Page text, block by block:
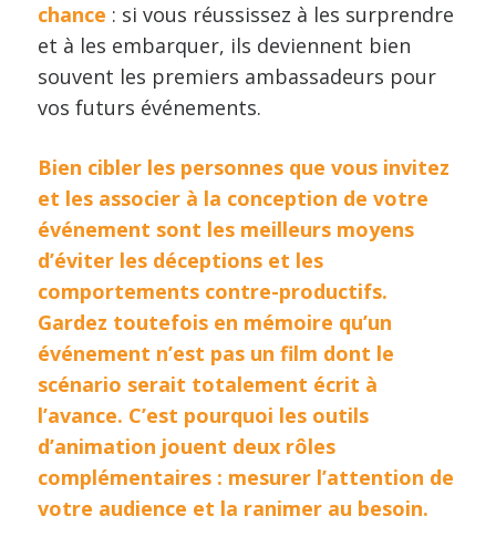
chance : si vous réussissez à les surprendre
et à les embarquer, ils deviennent bien
souvent les premiers ambassadeurs pour
vos futurs événements.
Bien cibler les personnes que vous invitez
et les associer à la conception de votre
événement sont les meilleurs moyens
d’éviter les déceptions et les
comportements contre-productifs.
Gardez toutefois en mémoire qu’un
événement n’est pas un film dont le
scénario serait totalement écrit à
l’avance. C’est pourquoi les outils
d’animation jouent deux rôles
complémentaires : mesurer l’attention de
votre audience et la ranimer au besoin.